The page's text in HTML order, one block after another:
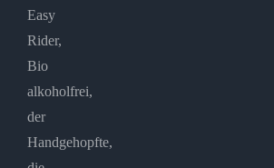
Easy
Rider,
Bio
alkoholfrei,
der
Handgehopfte,